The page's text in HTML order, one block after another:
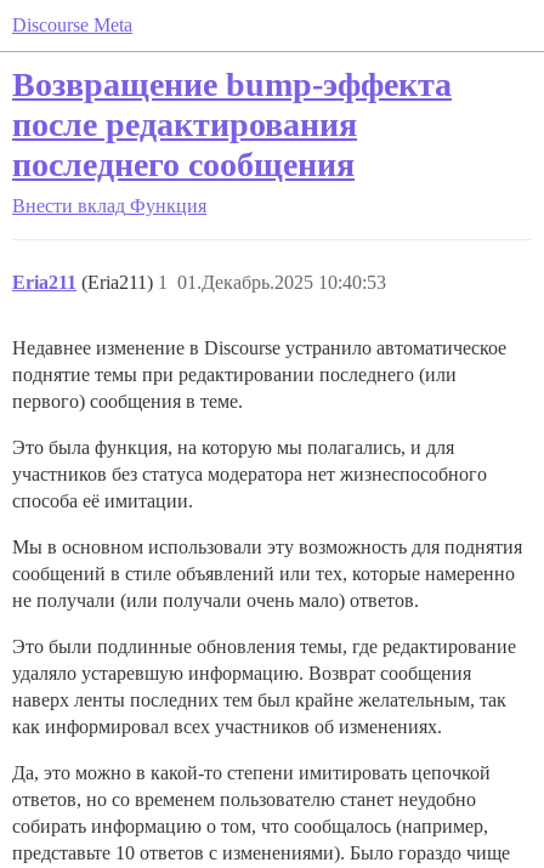
Discourse Meta
Возвращение bump-эффекта
после редактирования
последнего сообщения
Внести вклад Функция
Eria211 (Eria211) 01.Декабрь.2025 10:40:53
1
Недавнее изменение в Discourse устранило автоматическое
поднятие темы при редактировании последнего (или
первого) сообщения в теме.
Это была функция, на которую мы полагались, и для
участников без статуса модератора нет жизнеспособного
способа её имитации.
Мы в основном использовали эту возможность для поднятия
сообщений в стиле объявлений или тех, которые намеренно
не получали (или получали очень мало) ответов.
Это были подлинные обновления темы, где редактирование
удаляло устаревшую информацию. Возврат сообщения
наверх ленты последних тем был крайне желательным, так
как информировал всех участников об изменениях.
Да, это можно в какой-то степени имитировать цепочкой
ответов, но со временем пользователю станет неудобно
собирать информацию о том, что сообщалось (например,
представьте 10 ответов с изменениями). Было гораздо чище